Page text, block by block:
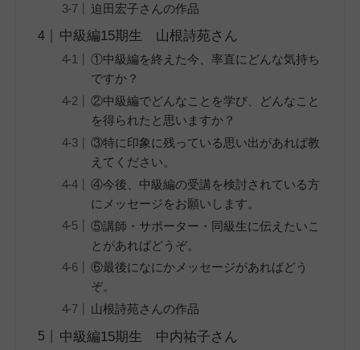
迫田宏子さんの作品
中級編15期生 山根詩苑さん
①中級編を終えた今、率直にどんな気持ち
ですか？
②中級編でどんなことを学び、どんなこと
を得られたと思いますか？
③特に印象に残っている思い出があれば教
えてください。
④今後、中級編の受講を検討されている方
にメッセージをお願いします。
⑤講師・サポーター・同級生に伝えたいこ
とがあればどうぞ。
⑥最後になにかメッセージがあればどう
ぞ。
山根詩苑さんの作品
中級編15期生 中内祐子さん